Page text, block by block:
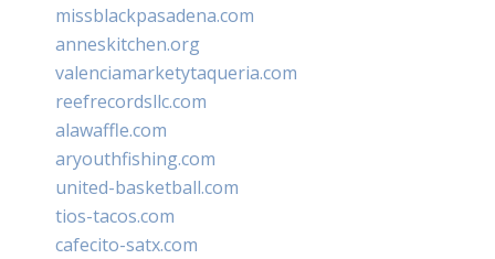
missblackpasadena.com
anneskitchen.org
valenciamarketytaqueria.com
reefrecordsllc.com
alawaffle.com
aryouthfishing.com
united-basketball.com
tios-tacos.com
cafecito-satx.com